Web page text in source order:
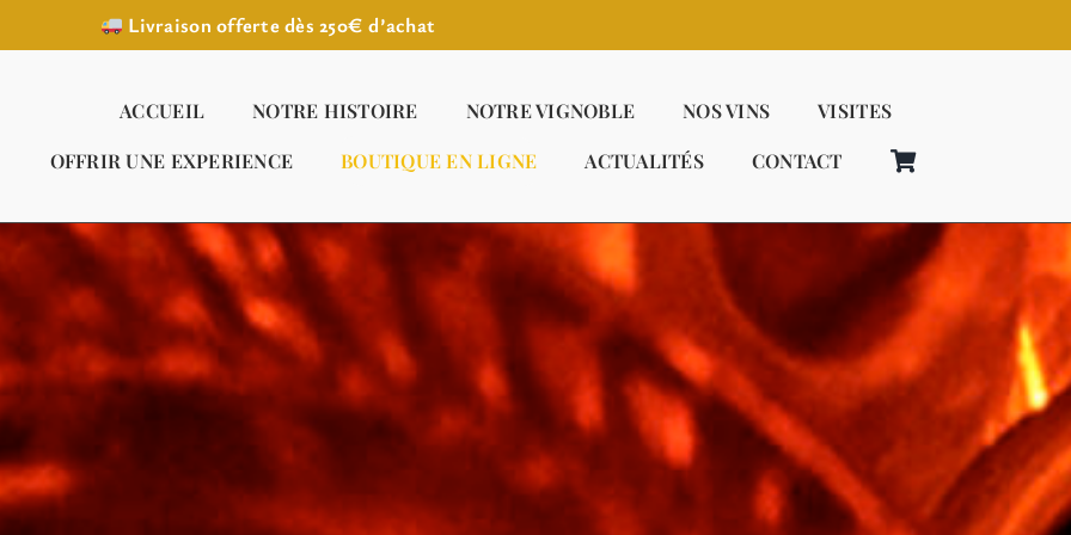
Livraison offerte dès 250€ d’achat
ACCUEIL NOTRE HISTOIRE NOTRE VIGNOBLE NOS VINS
VISITES
OFFRIR UNE EXPERIENCE
BOUTIQUE EN LIGNE ACTUALITÉS CONTACT